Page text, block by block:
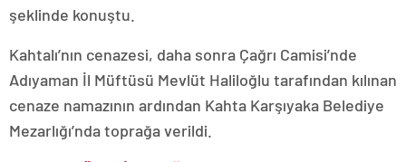
şeklinde konuştu.
Kahtalı’nın cenazesi, daha sonra Çağrı Camisi’nde
Adıyaman İl Müftüsü Mevlüt Haliloğlu tarafından kılınan
cenaze namazının ardından Kahta Karşıyaka Belediye
Mezarlığı’nda toprağa verildi.